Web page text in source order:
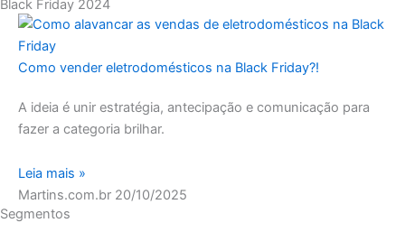
Black Friday 2024
Como vender eletrodomésticos na Black Friday?!
A ideia é unir estratégia, antecipação e comunicação para
fazer a categoria brilhar.
Leia mais »
Martins.com.br 20/10/2025
Segmentos